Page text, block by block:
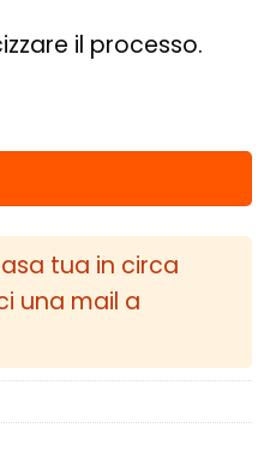
il processo.
quantità
tua in circa
una mail a